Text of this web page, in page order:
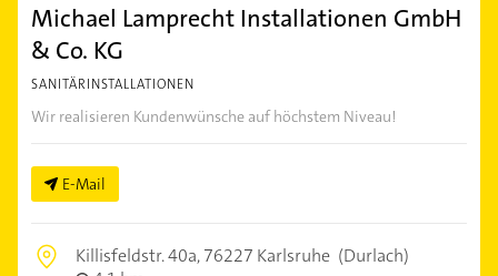
Michael Lamprecht Installationen GmbH
& Co. KG
SANITÄRINSTALLATIONEN
Wir realisieren Kundenwünsche auf höchstem Niveau!
E-Mail
Killisfeldstr. 40a,76227 Karlsruhe (Durlach)